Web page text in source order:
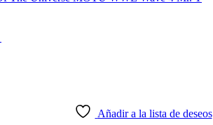
Añadir a la lista de deseos